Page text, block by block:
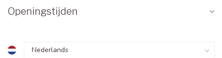
Openingstijden